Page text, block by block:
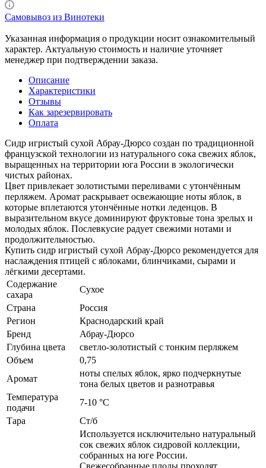
Самовывоз из Винотеки
Указанная информация о продукции носит ознакомительный
характер. Актуальную стоимость и наличие уточняет
менеджер при подтверждении заказа.
Описание
Характеристики
Отзывы
Как зарезервировать
Оплата
Сидр игристый сухой Абрау-Дюрсо создан по традиционной
французской технологии из натурального сока свежих яблок,
выращенных на территории юга России в экологически
чистых районах.
Цвет привлекает золотистыми переливами с утончённым
перляжем. Аромат раскрывает освежающие ноты яблок, в
которые вплетаются утончённые нотки леденцов. В
выразительном вкусе доминируют фруктовые тона зрелых и
молодых яблок. Послевкусие радует свежими нотами и
продолжительностью.
Купить сидр игристый сухой Абрау-Дюрсо рекомендуется для
наслаждения птицей с яблоками, блинчиками, сырами и
лёгкими десертами.
Содержание
сахара
Сухое
Страна
Россия
Регион
Краснодарский край
Бренд
Абрау-Дюрсо
Глубина цвета
светло-золотистый с тонким перляжем
Объем
0,75
Аромат
ноты спелых яблок, ярко подчеркнутые
тона белых цветов и разнотравья
Температура
подачи
7-10 °С
Тара
Ст/б
Используется исключительно натуральный
сок свежих яблок сидровой коллекции,
собранных на юге России.
Свежесобранные плоды проходят